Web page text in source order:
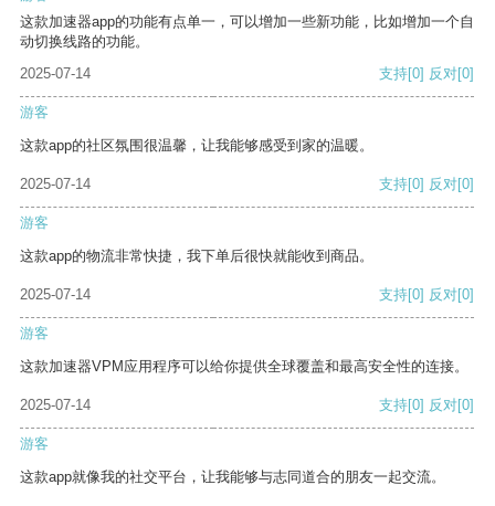
这款加速器app的功能有点单一，可以增加一些新功能，比如增加一个自
动切换线路的功能。
2025-07-14
支持[0] 反对[0]
游客
这款app的社区氛围很温馨，让我能够感受到家的温暖。
2025-07-14 支持[0] 反对[0]
游客
这款app的物流非常快捷，我下单后很快就能收到商品。
2025-07-14 支持[0] 反对[0]
游客
这款加速器VPM应用程序可以给你提供全球覆盖和最高安全性的连接。
2025-07-14 支持[0] 反对[0]
游客
这款app就像我的社交平台，让我能够与志同道合的朋友一起交流。